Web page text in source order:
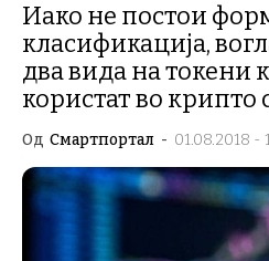
Иако не постои
класификација,
два вида на токени
користат во крипто
Од Смартпортал - 01.08.2018 -